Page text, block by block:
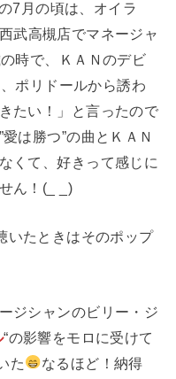
7月の頃は、オイラ
武高槻店でマネージャ
時で、ＫＡＮのデビ
ポリドールから誘わ
たい！」と言ったので
は勝つ”の曲とＫＡＮ
くて、好きって感じに
ん！(_ _)
いたときはそのポップ
ジシャンのビリー・ジ
“の影響をモロに受けて
た
なるほど！納得